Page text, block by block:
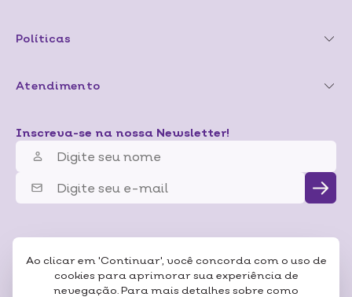
Ao clicar em 'Continuar', você concorda com o uso de
cookies para aprimorar sua experiência de
nevegação. Para mais detalhes sobre como
Políticas
Atendimento
Inscreva-se na nossa Newsletter!